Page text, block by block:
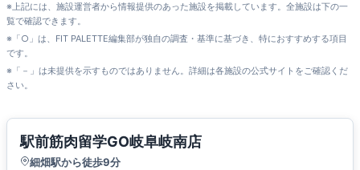
※上記には、施設運営者から情報提供のあった施設を掲載しています。全施設は下の一
覧で確認できます。
※「○」は、FIT PALETTE編集部が独自の調査・基準に基づき、特におすすめする項目
です。
※「－」は未提供を示すものではありません。詳細は各施設の公式サイトをご確認くだ
さい。
駅前筋肉留学GO岐阜岐南店
細畑駅から徒歩9分